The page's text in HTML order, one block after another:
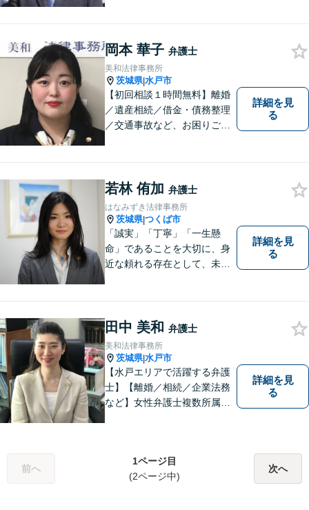
す。
岡本 華子 弁護士
美和法律事務所
茨城県|水戸市
【初回相談１時間無料】離婚
／遺産相続／借金・債務整理
／交通事故など、お困りごと
ートします。
詳細を見
る
若林 侑加 弁護士
はなみずき法律事務所
茨城県|つくば市
「誠実」「丁寧」「一生懸
命」であることを大切に、身
近な頼れる存在として、未来
詳細を見
る
田中 美和 弁護士
美和法律事務所
茨城県|水戸市
【水戸エリアで活躍する弁護
士】【離婚／相続／企業法務
など】女性弁護士複数所属／
いたします。お困りごとがあ
ればお気軽にご相談くださ
詳細を見
る
前へ
1ページ目
(2ページ中)
次へ